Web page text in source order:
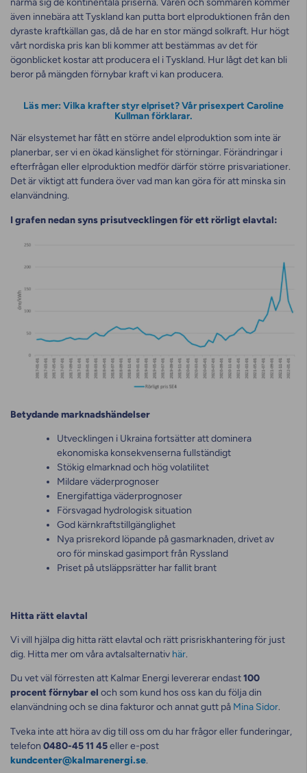
närma sig de kontinentala priserna. Våren och sommaren kommer
även innebära att Tyskland kan putta bort elproduktionen från den
dyraste kraftkällan gas, då de har en stor mängd solkraft. Hur högt
vårt nordiska pris kan bli kommer att bestämmas av det för
ögonblicket kostar att producera el i Tyskland. Hur lågt det kan bli
beror på mängden förnybar kraft vi kan producera.
Läs mer: Vilka krafter styr elpriset? Vår prisexpert Caroline
Kullman förklarar.
När elsystemet har fått en större andel elproduktion som inte är
planerbar, ser vi en ökad känslighet för störningar. Förändringar i
efterfrågan eller elproduktion medför därför större prisvariationer.
Det är viktigt att fundera över vad man kan göra för att minska sin
elanvändning.
I grafen nedan syns prisutvecklingen för ett rörligt elavtal:
Betydande marknadshändelser
Utvecklingen i Ukraina fortsätter att dominera
ekonomiska konsekvenserna fullständigt
Stökig elmarknad och hög volatilitet
Mildare väderprognoser
Energifattiga väderprognoser
Försvagad hydrologisk situation
God kärnkraftstillgänglighet
Nya prisrekord löpande på gasmarknaden, drivet av
oro för minskad gasimport från Ryssland
Priset på utsläppsrätter har fallit brant
Hitta rätt elavtal
Vi vill hjälpa dig hitta rätt elavtal och rätt prisriskhantering för just
dig. Hitta mer om våra avtalsalternativ här.
Du vet väl förresten att Kalmar Energi levererar endast100
procent förnybar el och som kund hos oss kan du följa din
elanvändning och se dina fakturor och annat gutt på Mina Sidor.
Tveka inte att höra av dig till oss om du har frågor eller funderingar,
telefon 0480-45 11 45eller e-post
kundcenter@kalmarenergi.se.